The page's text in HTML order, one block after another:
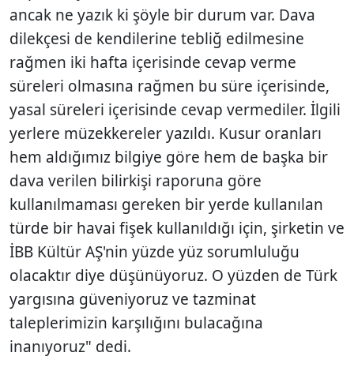
ancak ne yazık ki şöyle bir durum var. Dava
dilekçesi de kendilerine tebliğ edilmesine
rağmen iki hafta içerisinde cevap verme
süreleri olmasına rağmen bu süre içerisinde,
yasal süreleri içerisinde cevap vermediler. İlgili
yerlere müzekkereler yazıldı. Kusur oranları
hem aldığımız bilgiye göre hem de başka bir
dava verilen bilirkişi raporuna göre
kullanılmaması gereken bir yerde kullanılan
türde bir havai fişek kullanıldığı için, şirketin ve
İBB Kültür AŞ'nin yüzde yüz sorumluluğu
olacaktır diye düşünüyoruz. O yüzden de Türk
yargısına güveniyoruz ve tazminat
taleplerimizin karşılığını bulacağına
inanıyoruz" dedi.